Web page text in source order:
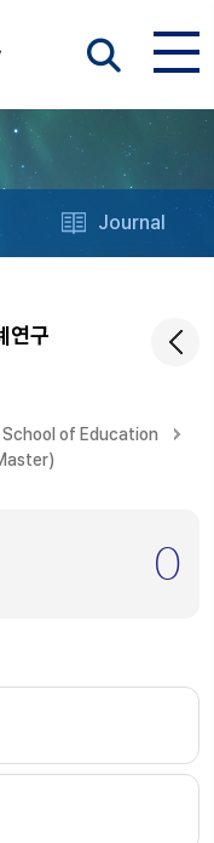
Journal
연구
of Education
0